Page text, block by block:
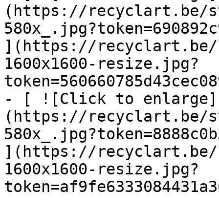
(https://recyclart.be/
](https://
1600x1600-resize.jpg?
- [ ![Click to enlarge]
(https://recyclart.be/
](https://recyclart.be/
1600x1600-resize.jpg?